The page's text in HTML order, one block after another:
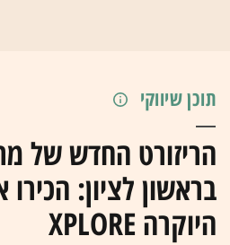
תוכן שיווקי
הריזורט החדש של
בראשון לציון:
היוקרה XPLORE